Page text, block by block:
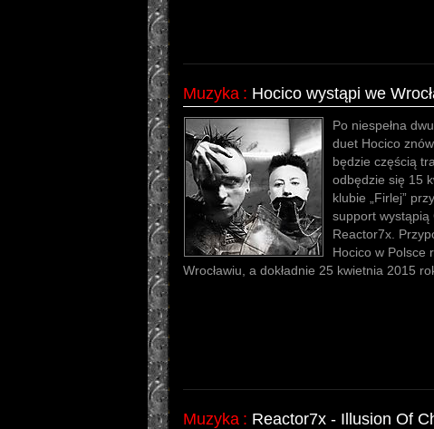
Muzyka : Hocico wystąpi we
Po niespełna
duet Hocico
będzie częścią
odbędzie się 15
klubie „Firlej”
support wystąpią
Reactor7x.
Hocico w Polsce
Wrocławiu, a dokładnie 25 kwietnia 2015
Muzyka : Reactor7x - Illusion Of